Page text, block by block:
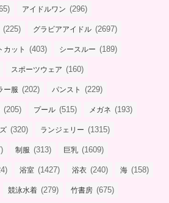
アイドルワン (296)
(225) グラビアアイドル (2697)
カット (403) シースルー (189)
スポーツウェア (160)
ー服 (202) パンスト (229)
(205) プール (515) メガネ (193)
(320) ランジェリー (1315)
制服 (313) 巨乳 (1609)
浴室 (1427) 浴衣 (240) 海 (158)
競泳水着 (279) 竹書房 (675)